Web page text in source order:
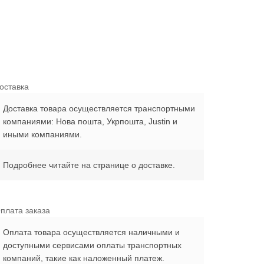
Доставка товара осуществляется транспортными
компаниями: Нова пошта, Укрпошта, Justin и
иными компаниями.
Подробнее читайте на странице о доставке.
заказа
Оплата товара осуществляется наличными и
доступными сервисами оплаты транспортных
компаний, такие как наложенный платеж.